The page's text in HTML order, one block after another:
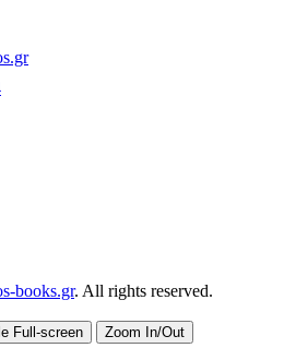
books.gr. All rights reserved.
Full-screen
Zoom In/Out